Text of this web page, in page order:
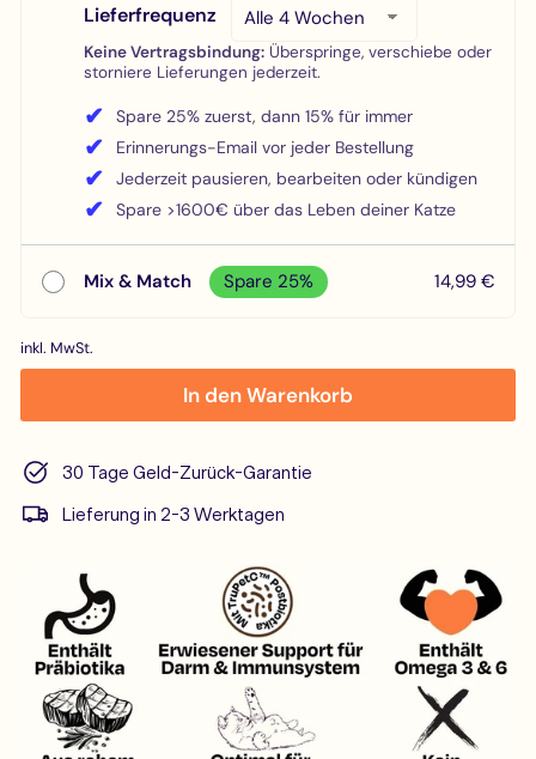
Lieferfrequenz
Keine Vertragsbindung:Überspringe, verschiebe oder
storniere Lieferungen jederzeit.
✔ Spare 25% zuerst, dann 15% für immer
✔ Erinnerungs-Email vor jeder Bestellung
✔ Jederzeit pausieren, bearbeiten oder kündigen
✔ Spare >1600€ über das Leben deiner Katze
Mix & Match Spare 25% 14,99 €
inkl. MwSt.
In den Warenkorb
30 Tage Geld-Zurück-Garantie
Lieferung in 2-3 Werktagen